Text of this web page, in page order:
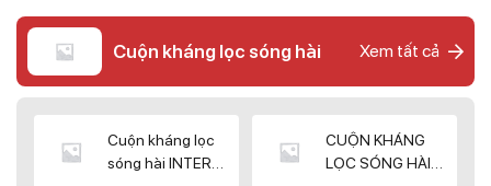
Cuộn kháng lọc sóng hài Xem tất cả
Cuộn kháng lọc
sóng hài INTER
CUỘN KHÁNG
LỌC SÓNG HÀI